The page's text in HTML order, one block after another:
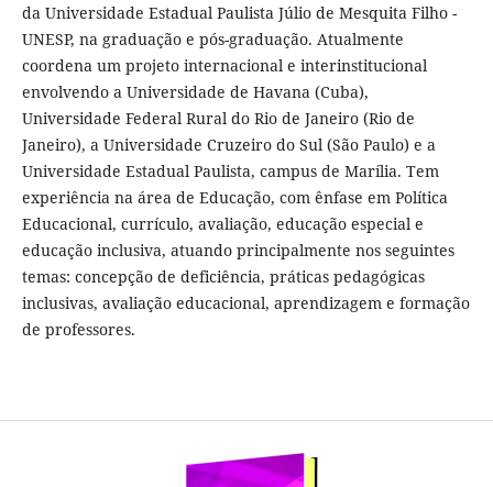
da Universidade Estadual Paulista Júlio de Mesquita Filho -
UNESP, na graduação e pós-graduação. Atualmente
coordena um projeto internacional e interinstitucional
envolvendo a Universidade de Havana (Cuba),
Universidade Federal Rural do Rio de Janeiro (Rio de
Janeiro), a Universidade Cruzeiro do Sul (São Paulo) e a
Universidade Estadual Paulista, campus de Marília. Tem
experiência na área de Educação, com ênfase em Política
Educacional, currículo, avaliação, educação especial e
educação inclusiva, atuando principalmente nos seguintes
temas: concepção de deficiência, práticas pedagógicas
inclusivas, avaliação educacional, aprendizagem e formação
de professores.